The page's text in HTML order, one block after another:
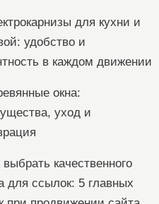
для кухни и
удобство и
в каждом движении
окна:
уход и
выбрать качественного
для ссылок: 5 главных